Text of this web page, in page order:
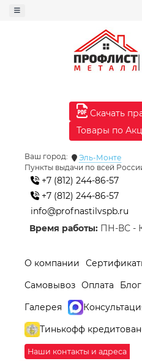
Скачать
Товары по
Ваш город:
Эль-Монте
Пункты выдачи по всей
+7 (812) 244-86-57
+7 (812) 244-86-57
info@profnastilvspb.ru
Время работы: ПН-ВС -
О компании
Самовывоз Оплата Блог
Галерея
Тинькофф
Наши контакты и адреса